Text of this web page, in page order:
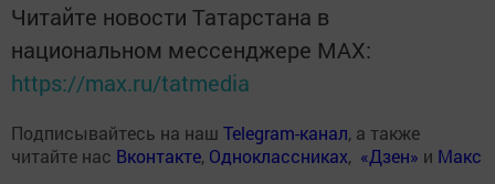
Читайте новости Татарстана в
национальном мессенджере MАХ:
https://max.ru/tatmedia
Подписывайтесь на наш Telegram-канал, а также
читайте нас Вконтакте, Одноклассниках, «Дзен» и Макс